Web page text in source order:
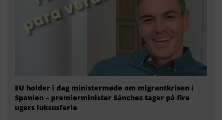
EU holder i dag ministermøde om migrantkrisen i
Spanien – premierminister Sánchez tager på fire
ugers luksusferie